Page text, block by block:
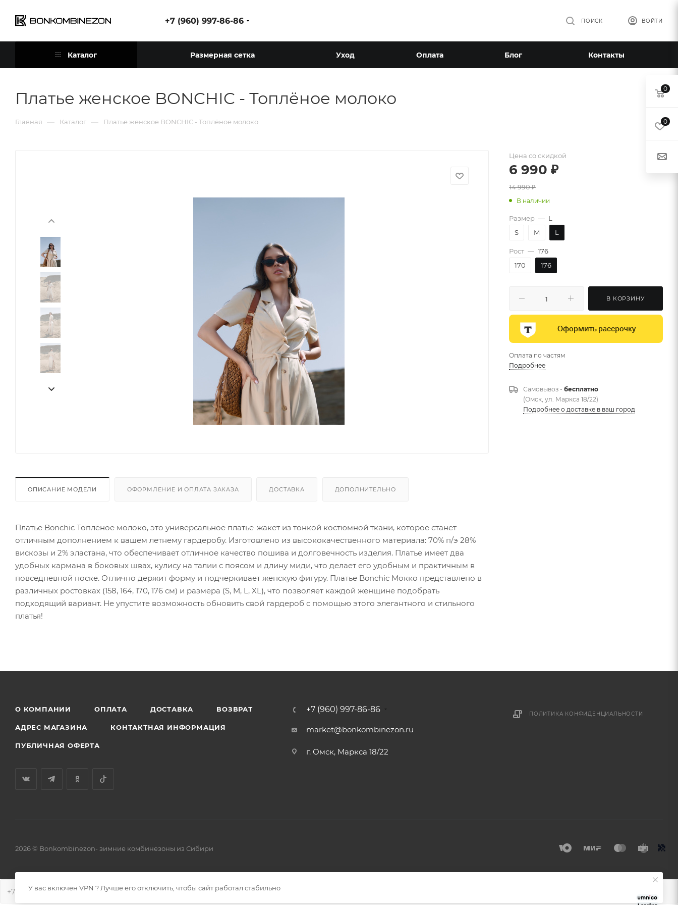
+7 (960) 997-86-86 ВОЙТИ
ПОИСК
Каталог Размерная сетка Уход Оплата Блог Контакты
Платье женское BONCHIC - Топлёное молоко
Главная — Каталог — Платье женское BONCHIC - Топлёное молоко
ОПИСАНИЕ МОДЕЛИ ОФОРМЛЕНИЕ И ОПЛАТА ЗАКАЗА ДОСТАВКА ДОПОЛНИТЕЛЬНО
Платье Bonchic Топлёное молоко, это универсальное платье-жакет из тонкой костюмной ткани, которое станет
отличным дополнением к вашем летнему гардеробу. Изготовлено из высококачественного материала: 70% п/э 28%
вискозы и 2% эластана, что обеспечивает отличное качество пошива и долговечность изделия. Платье имеет два
удобных кармана в боковых швах, кулису на талии с поясом и длину миди, что делает его удобным и практичным в
повседневной носке. Отлично держит форму и подчеркивает женскую фигуру. Платье Bonchic Мокко представлено в
различных ростовках (158, 164, 170, 176 см) и размера (S, M, L, XL), что позволяет каждой женщине подобрать
подходящий вариант. Не упустите возможность обновить свой гардероб с помощью этого элегантного и стильного
платья!
Цена со скидкой
6 990 ₽
14 990₽
В наличии
Размер — L
S
M L
Рост — 176
170
176
В КОРЗИНУ
Оформить рассрочку
Оплата по частям
Подробнее
Самовывоз - бесплатно
(Омск, ул. Маркса 18/22)
Подробнее о доставке в ваш город
О КОМПАНИИ ОПЛАТА ДОСТАВКА ВОЗВРАТ
АДРЕС МАГАЗИНА КОНТАКТНАЯ ИНФОРМАЦИЯ
ПУБЛИЧНАЯ ОФЕРТА
+7 (960) 997-86-86
market@bonkombinezon.ru
г. Омск, Маркса 18/22
ПОЛИТИКА КОНФИДЕНЦИАЛЬНОСТИ
2026 © Bonkombinezon- зимние комбинезоны из Сибири
0
0
У вас включен VPN ? Лучше его отключить, чтобы сайт работал стабильно